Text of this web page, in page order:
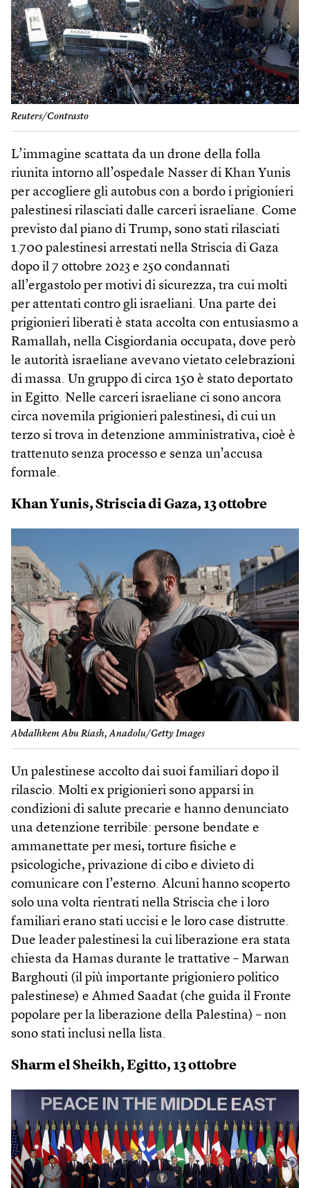
Reuters/Contrasto
L’immagine scattata da un drone della folla
riunita intorno all’ospedale Nasser di Khan Yunis
per accogliere gli autobus con a bordo i prigionieri
palestinesi rilasciati dalle carceri israeliane. Come
previsto dal piano di Trump, sono stati rilasciati
1.700 palestinesi arrestati nella Striscia di Gaza
dopo il 7 ottobre 2023 e 250 condannati
all’ergastolo per motivi di sicurezza, tra cui molti
per attentati contro gli israeliani. Una parte dei
prigionieri liberati è stata accolta con entusiasmo a
Ramallah, nella Cisgiordania occupata, dove però
le autorità israeliane avevano vietato celebrazioni
di massa. Un gruppo di circa 150 è stato deportato
in Egitto. Nelle carceri israeliane ci sono ancora
circa novemila prigionieri palestinesi, di cui un
terzo si trova in detenzione amministrativa, cioè è
trattenuto senza processo e senza un’accusa
formale.
Khan Yunis, Striscia di Gaza, 13 ottobre
Abdalhkem Abu Riash, Anadolu/Getty Images
Un palestinese accolto dai suoi familiari dopo il
rilascio. Molti ex prigionieri sono apparsi in
condizioni di salute precarie e hanno denunciato
una detenzione terribile: persone bendate e
ammanettate per mesi, torture fisiche e
psicologiche, privazione di cibo e divieto di
comunicare con l’esterno. Alcuni hanno scoperto
solo una volta rientrati nella Striscia che i loro
familiari erano stati uccisi e le loro case distrutte.
Due leader palestinesi la cui liberazione era stata
chiesta da Hamas durante le trattative – Marwan
Barghouti (il più importante prigioniero politico
palestinese) e Ahmed Saadat (che guida il Fronte
popolare per la liberazione della Palestina) – non
sono stati inclusi nella lista.
Sharm el Sheikh, Egitto, 13 ottobre